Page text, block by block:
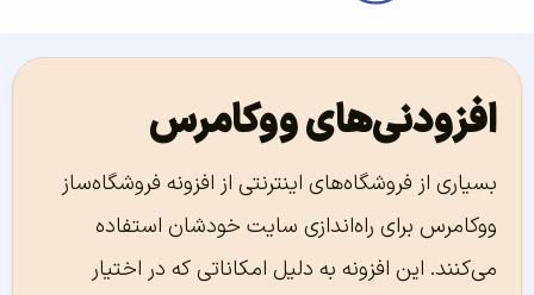
افزودنی‌های ووکامرس
بسیاری از فروشگاه‌های اینترنتی از افزونه فروشگاه‌ساز
ووکامرس برای راه‌اندازی سایت خودشان استفاده
می‌کنند. این افزونه به دلیل امکاناتی که در اختیار